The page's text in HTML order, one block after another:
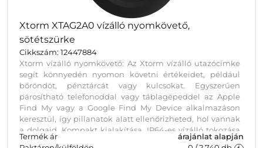
Xtorm XTAG2A0 vízálló nyomkövető,
sötétszürke
Cikkszám: 12447884
Xtorm vízálló nyomkövető: Az Xtorm vízálló utazócímke
segít könnyedén nyomon követni értékeidet, például
bőröndöt, pénztárcát vagy kulcsokat. Egyszerűen
párosítható telefonoddal vagy táblagépeddel az Apple
Find My vagy a Google Find My Device alkalmazáson
keresztül, így pillanatok alatt ellenőrizheted, hol vannak
a dolgaid. Kompakt kialakítása, IP64-es vízálló tokozása
és cserélhető eleme miatt megbízható és praktikus
Termék ár
árajánlat alapján